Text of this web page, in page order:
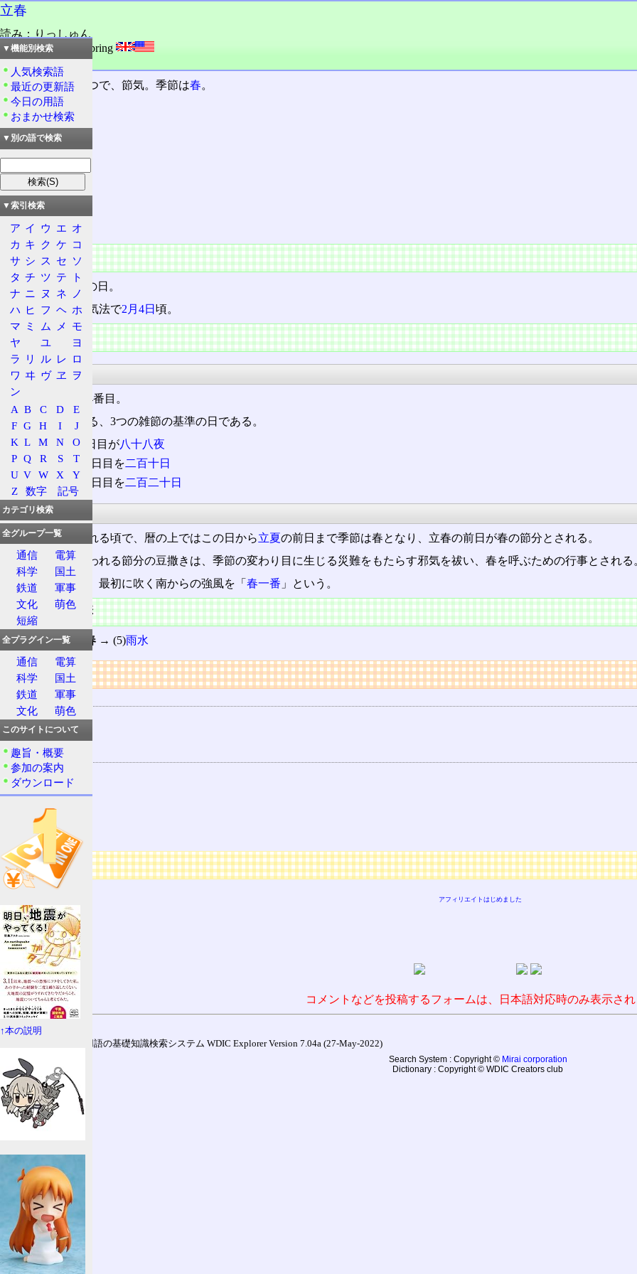
立春
読み：りっしゅん
外語：first day of spring
品詞：名詞
二十四節気の一つで、節気。季節は春。
目次
概要
特徴
暦
気候
前後の節季
概要
太陽 黄経
が315°の日。
太陽暦では、定気法で2月4日頃。
特徴
暦
冬至
から数えて4番目。
この日から数える、3つの雑節の基準の日である。
立春から88日目が八十八夜
立春から210日目を二百十日
立春から220日目を二百二十日
気候
春の気配が現われる頃で、暦の上ではこの日から立夏の前日まで季節は春となり、立春の前日が春の節分とされる。
春の節分に行なわれる節分の豆撒きは、季節の変わり目に生じる災難をもたらす邪気を祓い、春を呼ぶための行事とされる
またこの日以降、最初に吹く南からの強風を「春一番 」という。
前後の節季
(3)大寒→ (4) 立春 → (5)雨水
リンク
用語の所属
二十四節気
睦月
関連する用語
春
立夏
立秋
立冬
広告
アフィリエイトはじめました
コメントなどを投稿するフォームは、日本語対応時のみ表示さ
通信用語の基礎知識検索システム WDIC Explorer Version 7.04a (27-May-2022)
Search System : Copyright © Mirai corporation
Dictionary : Copyright © WDIC Creators club
▼機能別検索
人気検索語
最近の更新語
今日の用語
おまかせ検索
▼別の語で検索
▼索引検索
ア イ ウ エ オ
カ キ ク ケ コ
サ シ ス セ ソ
タ チ ツ テ
ト
ナ ニ ヌ ネ
ノ
ハ ヒ フ ヘ ホ
マ ミ ム メ
モ
ヤ
ユ
ヨ
ラ
リ ル レ ロ
ワ ヰ ヴ ヱ
ヲ
ン
A B C D
E
F G H I
J
K L M N
O
P Q R S
T
U V W X
Y
Z
数字 記号
カテゴリ検索
全グループ一覧
通信
電算
科学
国土
鉄道
軍事
文化
萌色
短縮
全プラグイン一覧
通信
電算
科学
国土
鉄道
軍事
文化
萌色
このサイトについて
趣旨・概要
参加の案内
ダウンロード
↑本の説明